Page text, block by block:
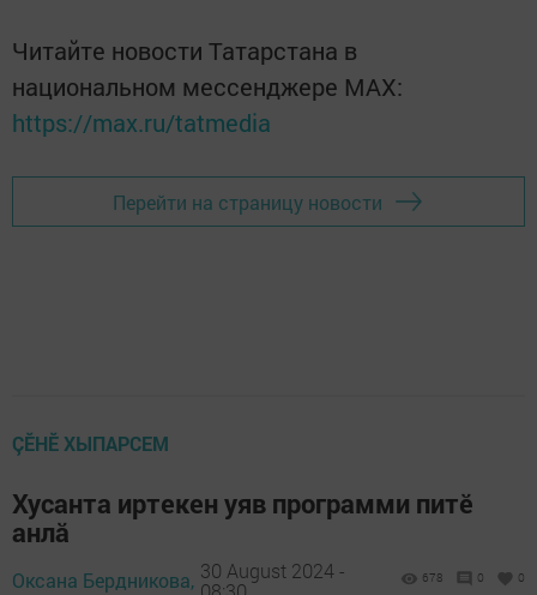
Читайте новости Татарстана в
национальном мессенджере MАХ:
https://max.ru/tatmedia
Перейти на страницу новости
ÇӖНӖ ХЫПАРСЕМ
Хусанта иртекен уяв программи питӗ
анлă
Оксана Бердникова, 30 August 2024 -
678 0 0